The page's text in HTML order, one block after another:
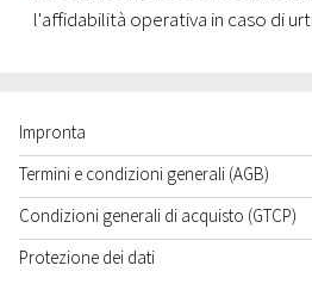
l'affidabilità operativa in caso di
Impronta
Termini e condizioni generali (AGB)
Condizioni generali di acquisto (GTCP)
Protezione dei dati